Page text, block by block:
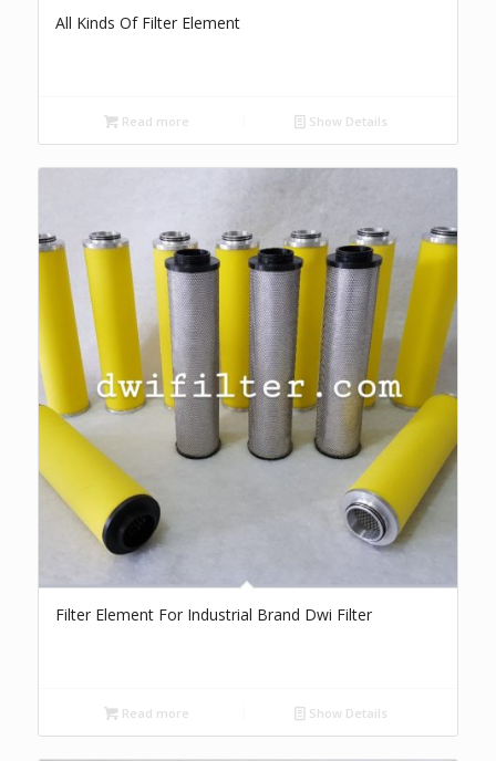
All Kinds Of Filter Element
Read more Show Details
Filter Element For Industrial Brand Dwi Filter
Read more Show Details